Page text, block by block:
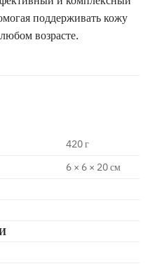
поддерживать кожу
возрасте.
420 г
6 × 6 × 20 см